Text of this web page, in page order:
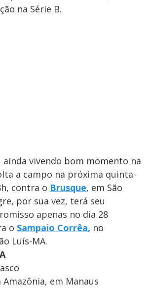
na Série B.
ainda vivendo bom momento na
a campo na próxima quinta-
contra o Brusque, em São
por sua vez, terá seu
apenas no dia 28
o Sampaio Corrêa, no
Luís-MA.
Amazônia, em Manaus